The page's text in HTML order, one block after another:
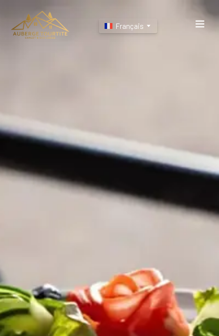
Français